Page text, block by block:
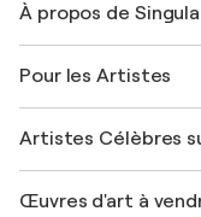
Expédition
Offrir une carte
Rejoignez notre
Mon compte
+33 1 76 44 06 42
À propos de
FAQ
Magazine Singulart
Emplois
Découvrez une
Pour les Artistes
Se connecter en
Artistes Célèbres
Marc Chagall
Œuvres d'art à